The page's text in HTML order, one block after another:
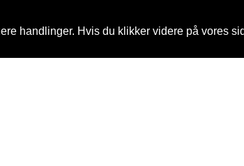
handlinger. Hvis du klikker videre på vores